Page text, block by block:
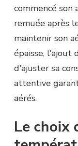
commencé son
remuée après
maintenir son
épaisse,
d'ajuster sa
attentive
aérés.
Le choix